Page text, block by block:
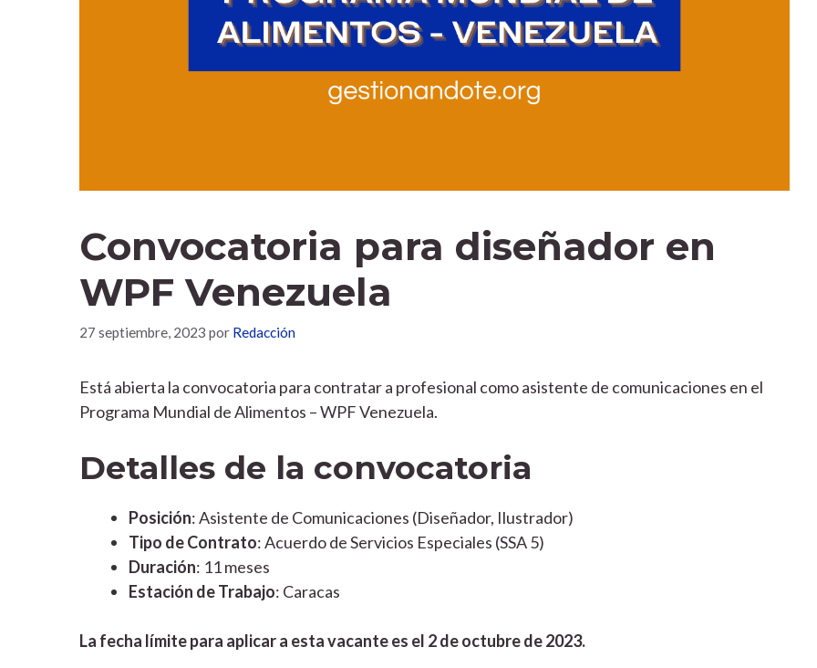
Convocatoria para diseñador en
WPF Venezuela
27 septiembre, 2023 por Redacción
Está abierta la convocatoria para contratar a profesional como asistente de comunicaciones en el
Programa Mundial de Alimentos – WPF Venezuela.
Detalles de la convocatoria
Posición: Asistente de Comunicaciones (Diseñador, Ilustrador)
Tipo de Contrato: Acuerdo de Servicios Especiales (SSA 5)
Duración: 11 meses
Estación de Trabajo: Caracas
La fecha límite para aplicar a esta vacante es el 2 de octubre de 2023.